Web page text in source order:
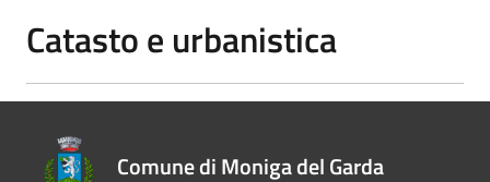
Catasto e urbanistica
Comune di Moniga del Garda